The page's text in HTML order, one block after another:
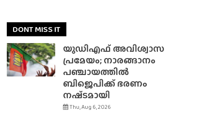
DONT MISS IT
യുഡിഎഫ് അവിശ്വാസ
പ്രമേയം; നാരങ്ങാനം
പഞ്ചായത്തിൽ
ബിജെപിക്ക് ഭരണം
നഷ്‌ടമായി
Thu, Aug 6, 2026